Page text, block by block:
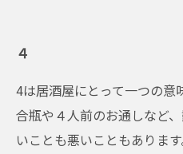
４
4は居酒屋にとって一つの意
合瓶や４人前のお通しなど
いことも悪いこともありま